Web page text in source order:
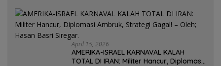
Basri Siregar, Redaktur Utomo News,
Rubrik: Opini & Kajian Sosial.
April 15, 2026
AMERIKA-ISRAEL KARNAVAL KALAH
TOTAL DI IRAN: Militer Hancur, Diplomasi